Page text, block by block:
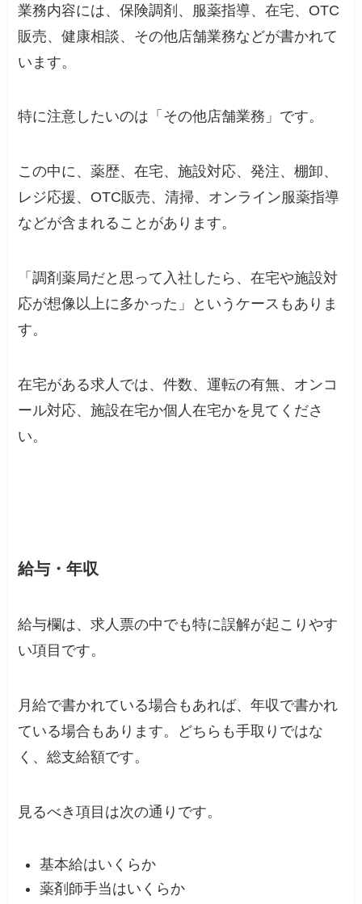
業務内容には、保険調剤、服薬指導、在宅、OTC
販売、健康相談、その他店舗業務などが書かれて
います。
特に注意したいのは「その他店舗業務」です。
この中に、薬歴、在宅、施設対応、発注、棚卸、
レジ応援、OTC販売、清掃、オンライン服薬指導
などが含まれることがあります。
「調剤薬局だと思って入社したら、在宅や施設対
応が想像以上に多かった」というケースもありま
す。
在宅がある求人では、件数、運転の有無、オンコ
ール対応、施設在宅か個人在宅かを見てくださ
い。
給与・年収
給与欄は、求人票の中でも特に誤解が起こりやす
い項目です。
月給で書かれている場合もあれば、年収で書かれ
ている場合もあります。どちらも手取りではな
く、総支給額です。
見るべき項目は次の通りです。
基本給はいくらか
薬剤師手当はいくらか